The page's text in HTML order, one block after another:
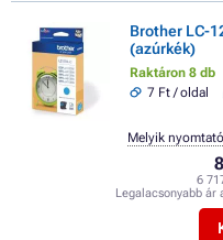
Brother LC-
(azúrkék)
Raktáron 8 db
7 Ft / oldal
6
Legalacsonyabb ár
Melyik